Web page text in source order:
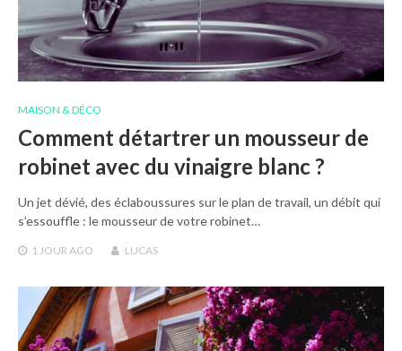
MAISON & DÉCO
Comment détartrer un mousseur de
robinet avec du vinaigre blanc ?
Un jet dévié, des éclaboussures sur le plan de travail, un débit qui
s’essouffle : le mousseur de votre robinet…
1 JOUR AGO LUCAS